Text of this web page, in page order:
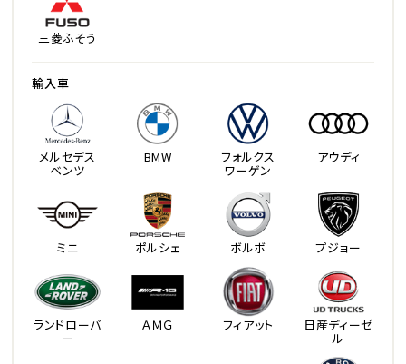
三菱ふそう
輸入車
メルセデス
ベンツ
BMW フォルクス
ワーゲン
アウディ
ミニ ポルシェ ボルボ プジョー
ランドローバ
ー
ＡＭＧ フィアット 日産ディーゼ
ル